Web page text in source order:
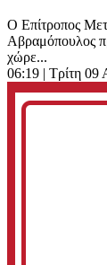
Ο Επίτροπος
Αβραμόπουλος
χώρε...
06:19 | Τρίτη 09